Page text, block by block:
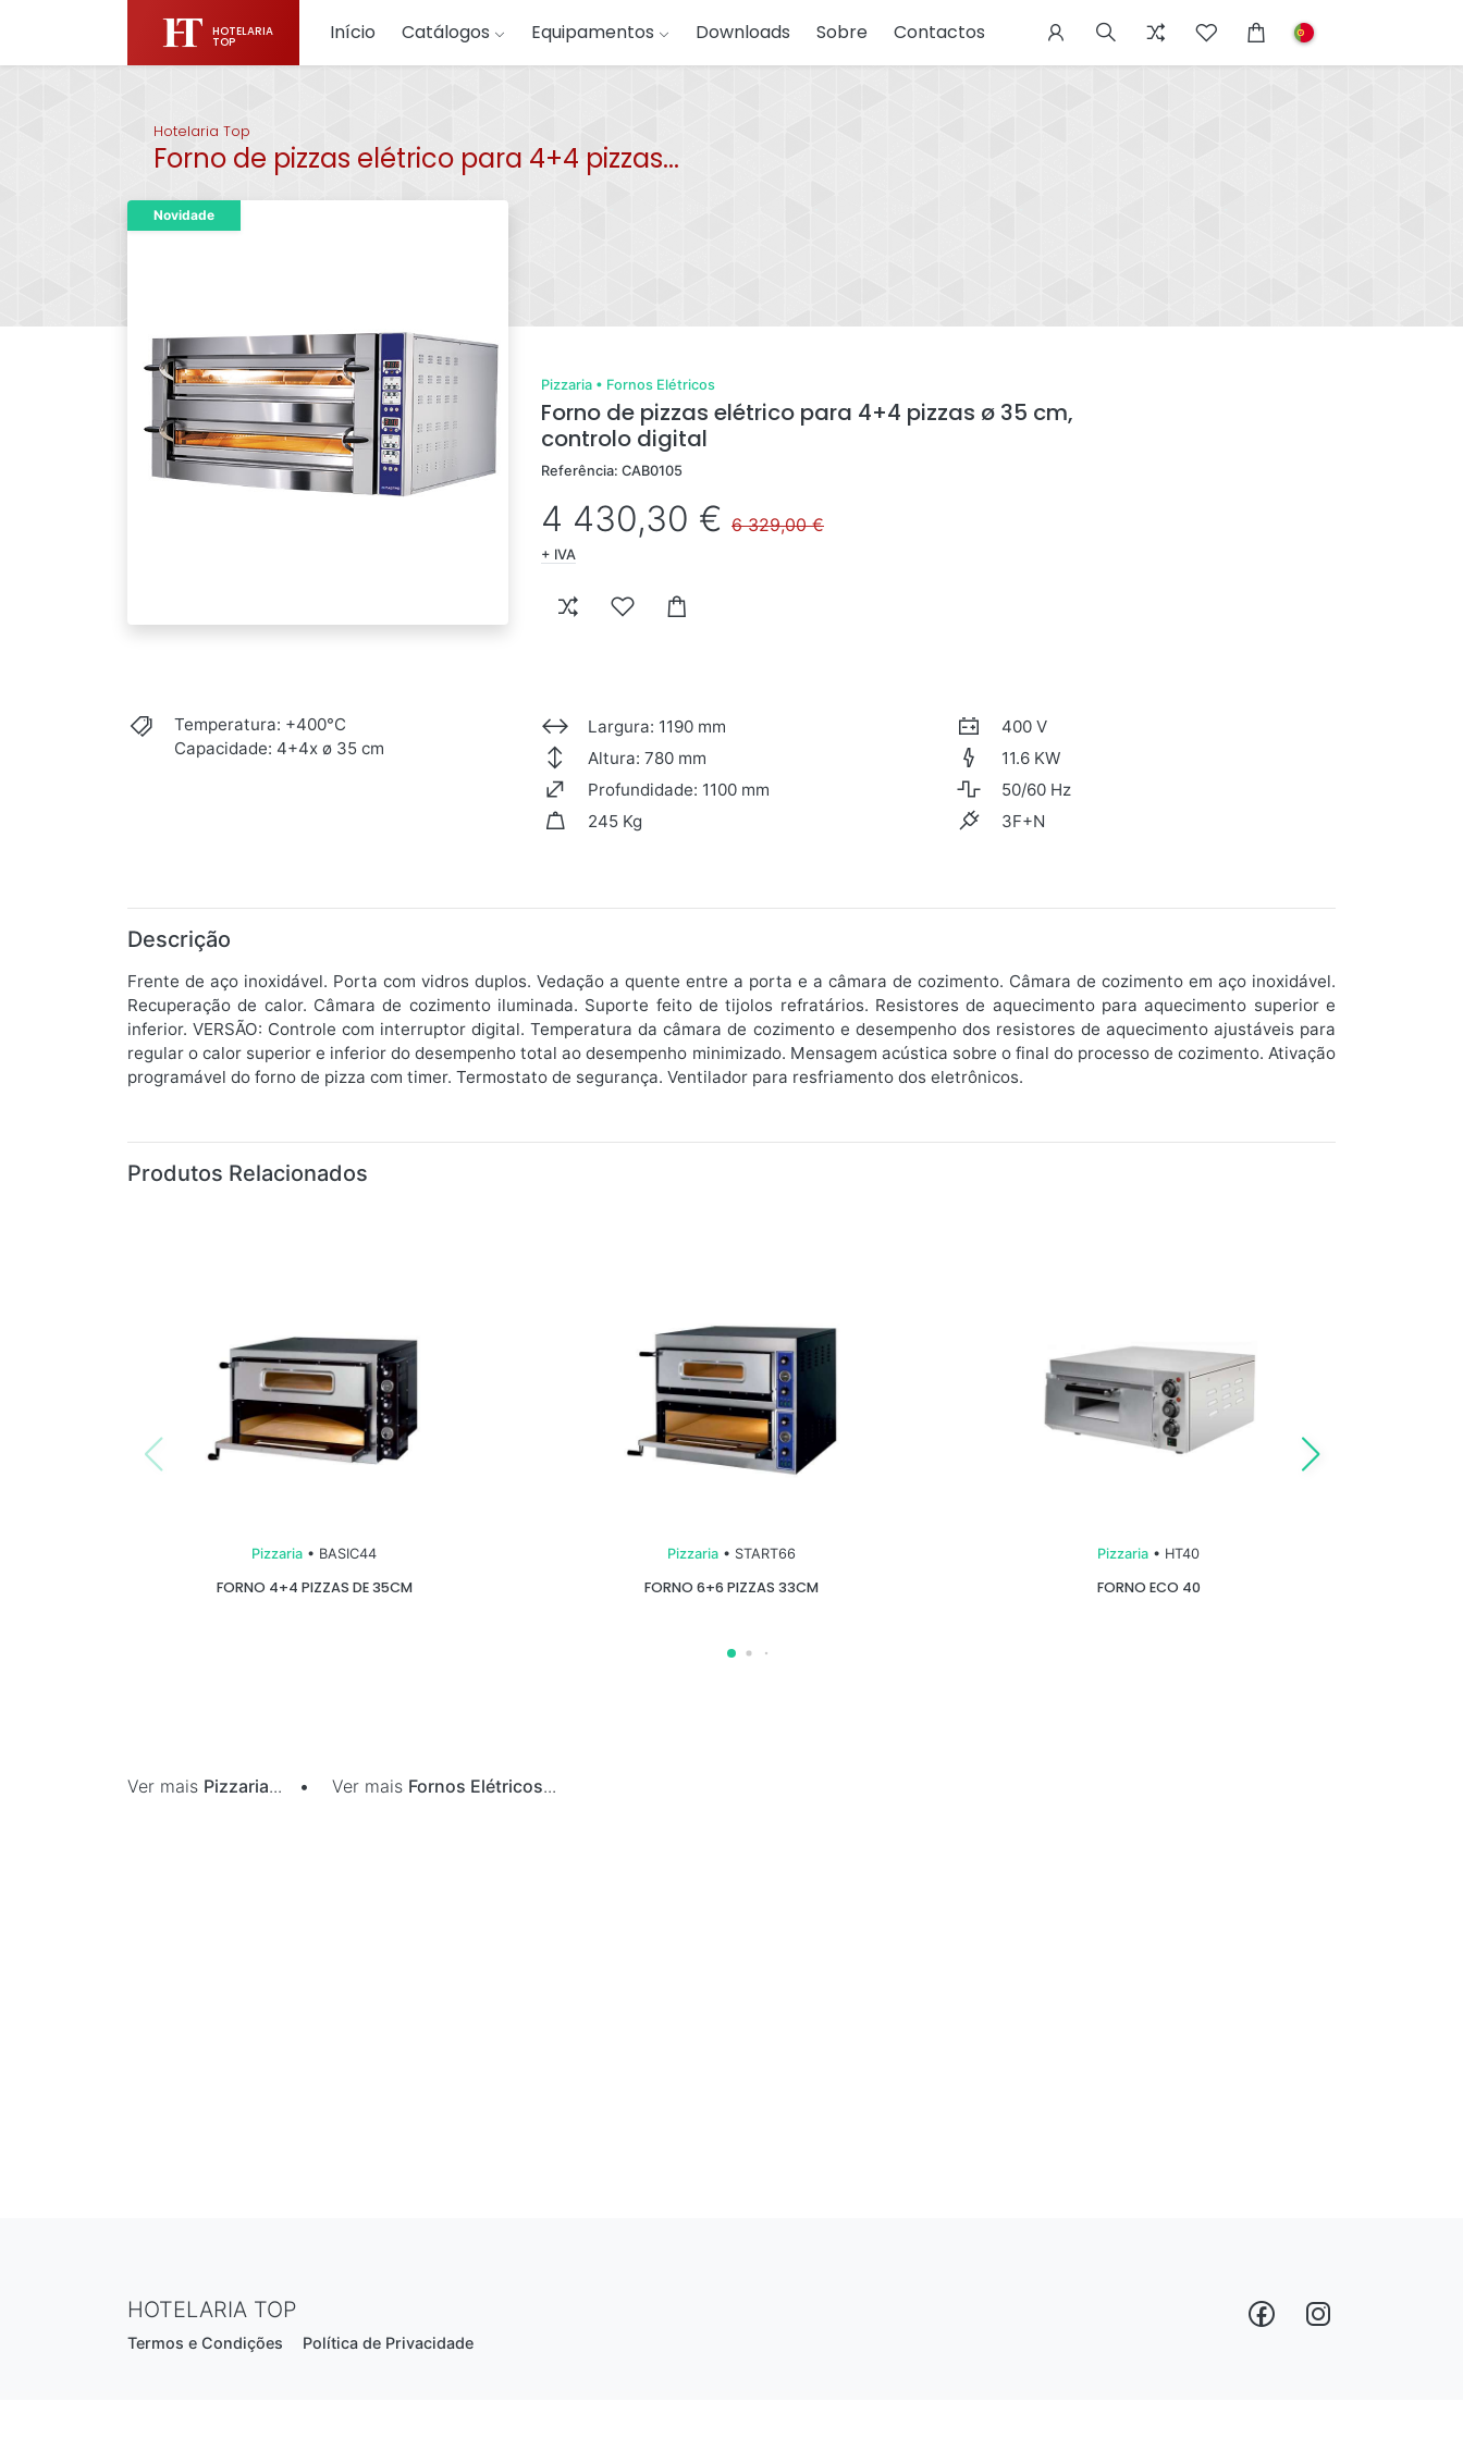
HOTELARIA
TOP Início Catálogos Equipamentos Downloads Sobre Contactos
Hotelaria Top
Forno de pizzas elétrico para 4+4 pizzas...
Novidade
Pizzaria • Fornos Elétricos
Forno de pizzas elétrico para 4+4 pizzas ø 35 cm,
controlo digital
Referência: CAB0105
4 430,30 € 6 329,00 €
+ IVA
Temperatura: +400°C
Capacidade: 4+4x ø 35 cm
Largura: 1190 mm
Altura: 780 mm
Profundidade: 1100 mm
245 Kg
400 V
11.6 KW
50/60 Hz
3F+N
Descrição
Frente de aço inoxidável. Porta com vidros duplos. Vedação a quente entre a porta e a câmara de cozimento. Câmara de cozimento em aço inoxidável.
Recuperação de calor. Câmara de cozimento iluminada. Suporte feito de tijolos refratários. Resistores de aquecimento para aquecimento superior e
inferior. VERSÃO: Controle com interruptor digital. Temperatura da câmara de cozimento e desempenho dos resistores de aquecimento ajustáveis para
regular o calor superior e inferior do desempenho total ao desempenho minimizado. Mensagem acústica sobre o final do processo de cozimento. Ativação
programável do forno de pizza com timer. Termostato de segurança. Ventilador para resfriamento dos eletrônicos.
Produtos Relacionados
Pizzaria • BASIC44
FORNO 4+4 PIZZAS DE 35CM
Pizzaria• START66
FORNO 6+6 PIZZAS 33CM
Pizzaria • HT40
FORNO ECO 40
Ver mais Pizzaria... • Ver mais Fornos Elétricos...
HOTELARIA TOP
Termos e Condições Política de Privacidade